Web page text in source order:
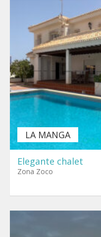
LA MANGA
Elegante chalet
Zona Zoco